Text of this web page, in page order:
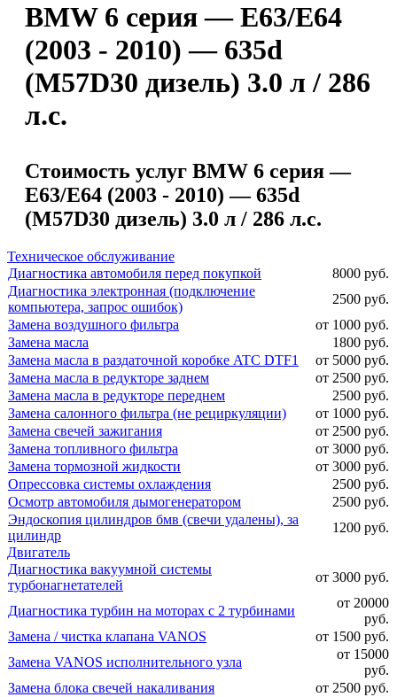
BMW 6 серия — E63/E64
(2003 - 2010) — 635d
(M57D30 дизель) 3.0 л / 286
л.с.
Стоимость услуг BMW 6 серия —
E63/E64 (2003 - 2010) — 635d
(M57D30 дизель) 3.0 л / 286 л.с.
Техническое обслуживание
Диагностика автомобиля перед покупкой
8000 руб.
Диагностика электронная (подключение
компьютера, запрос ошибок)
2500 руб.
Замена воздушного фильтра
от 1000 руб.
Замена масла
1800 руб.
Замена масла в раздаточной коробке ATC DTF1
от 5000 руб.
Замена масла в редукторе заднем
от 2500 руб.
Замена масла в редукторе переднем
2500 руб.
Замена салонного фильтра (не рециркуляции)
от 1000 руб.
Замена свечей зажигания
от 2500 руб.
Замена топливного фильтра
от 3000 руб.
Замена тормозной жидкости
от 3000 руб.
Опрессовка системы охлаждения
2500 руб.
Осмотр автомобиля дымогенератором
2500 руб.
Эндоскопия цилиндров бмв (свечи удалены), за
цилиндр
1200 руб.
Двигатель
Диагностика вакуумной системы
турбонагнетателей
от 3000 руб.
Диагностика турбин на моторах с 2 турбинами
от 20000
руб.
Замена / чистка клапана VANOS
от 1500 руб.
Замена VANOS исполнительного узла
от 15000
руб.
Замена блока свечей накаливания
от 2500 руб.